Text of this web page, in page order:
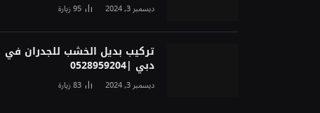
ديسمبر 3, 2024 95زيارة
تركيب بديل الخشب للجدران في
دبي |0528959204
ديسمبر 3, 2024 83زيارة